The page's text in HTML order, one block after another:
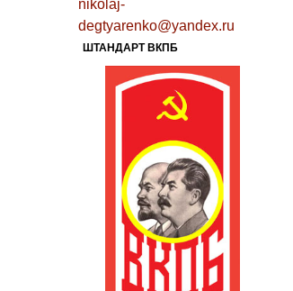
nikolaj-
degtyarenko@yandex.ru
ШТАНДАРТ ВКПБ